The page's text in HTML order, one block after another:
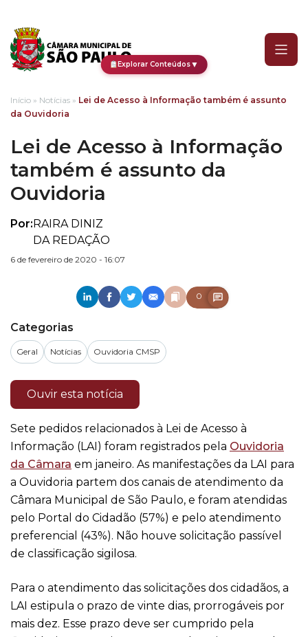
Explorar Conteúdos▼
Início » Notícias » Lei de Acesso à Informação também é assunto
da Ouvidoria
Lei de Acesso à Informação
também é assunto da
Ouvidoria
Por:RAIRA DINIZ
DA REDAÇÃO
6 de fevereiro de 2020 - 16:07
0
Categorias
Geral Notícias Ouvidoria CMSP
Ouvir esta notícia
Sete pedidos relacionados à Lei de Acesso à
Informação (LAI) foram registrados pela Ouvidoria
da Câmara em janeiro. As manifestações da LAI para
a Ouvidoria partem dos canais de atendimento da
Câmara Municipal de São Paulo, e foram atendidas
pelo Portal do Cidadão (57%) e pelo atendimento
preferencial (43%). Não houve solicitação passível
de classificação sigilosa.
Para o atendimento das solicitações dos cidadãos, a
LAI estipula o prazo de vinte dias, prorrogáveis por
mais dez. Esse prazo deve ser cumprido pela